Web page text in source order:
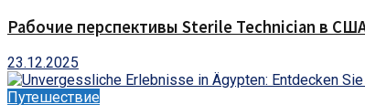
Рабочие перспективы Sterile Technician в
23.12.2025
Путешествие